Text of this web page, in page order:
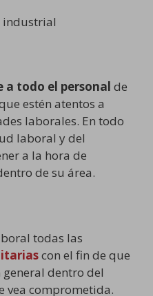
a todo el personal de
estén atentos a
laborales. En todo
laboral y del
a la hora de
de su área.
todas las
con el fin de que
dentro del
vea comprometida.